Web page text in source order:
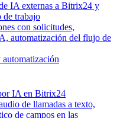
IA externas a Bitrix24 y
de trabajo
con solicitudes,
automatización del flujo de
IA en Bitrix24
de llamadas a texto,
de campos en las